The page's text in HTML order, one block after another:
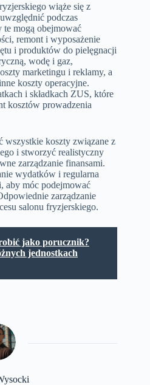
wiąże się z
podczas
te mogą obejmować
remont i wyposażenie
i produktów do pielęgnacji
wodę i gaz,
marketingu i reklamy, a
koszty operacyjne.
i składkach ZUS, które
kosztów prowadzenia
wszystkie koszty związane z
i stworzyć realistyczny
zarządzanie finansami.
wydatków i regularna
aby móc podejmować
zarządzanie
salonu fryzjerskiego.
jako porucznik?
jednostkach